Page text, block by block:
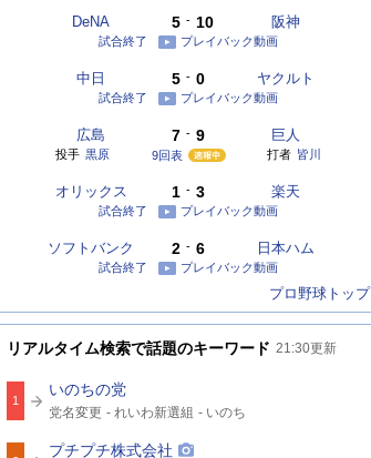
DeNA 阪神
試合終了 プレイバック動画
5 - 10
中日 ヤクルト
試合終了 プレイバック動画
5 - 0
広島 巨人
9回表
7 - 9
投手 黒原 打者 皆川
オリックス 楽天
試合終了 プレイバック動画
1 - 3
ソフトバンク 日本ハム
試合終了 プレイバック動画
2 - 6
プロ野球トップ
リアルタイム検索で話題のキーワード 21:30更新
1
いのちの党
関
連
ー
党名変更 れいわ新選組 いのち
プチプチ株式会社